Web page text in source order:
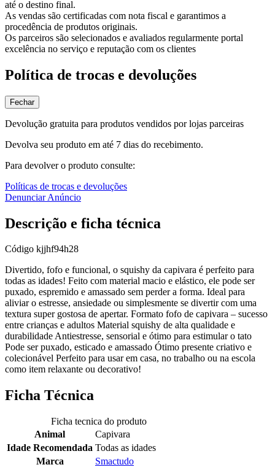
até o destino final.
As vendas são certificadas com nota fiscal e garantimos a
procedência de produtos originais.
Os parceiros são selecionados e avaliados regularmente portal
excelência no serviço e reputação com os clientes
Política de trocas e devoluções
Fechar
Devolução gratuita para produtos vendidos por lojas parceiras
Devolva seu produto em até 7 dias do recebimento.
Para devolver o produto consulte:
Políticas de trocas e devoluções
Denunciar Anúncio
Descrição e ficha técnica
Código kjjhf94h28
Divertido, fofo e funcional, o squishy da capivara é perfeito para
todas as idades! Feito com material macio e elástico, ele pode ser
puxado, espremido e amassado sem perder a forma. Ideal para
aliviar o estresse, ansiedade ou simplesmente se divertir com uma
textura super gostosa de apertar. Formato fofo de capivara – sucesso
entre crianças e adultos Material squishy de alta qualidade e
durabilidade Antiestresse, sensorial e ótimo para estimular o tato
Pode ser puxado, esticado e amassado Ótimo presente criativo e
colecionável Perfeito para usar em casa, no trabalho ou na escola
como item relaxante ou decorativo!
Ficha Técnica
Ficha tecnica do produto
Animal
Capivara
Idade Recomendada Todas as idades
Marca
Smactudo